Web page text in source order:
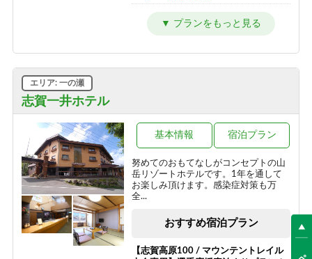
【冬／１泊２食】志賀高原一の瀬スキ
ー場徒歩１分！ホテルジャパン志賀ス
朝食のみ
10,450円/人/泊 ～
【冬／素泊まり】雪質抜群の志賀高
原！自由気ままなスキー旅
素泊まり
8,800円/人/泊 ～
志賀一井ホテル
エリア: 一の瀬
努めてのおもてなしがコンセプトの山
岳リゾートホテルです。1年を通して
お楽しみ頂けます。感染症対策も万
全...
基本情報 宿泊プラン
おすすめ宿泊プラン
【志賀高原100 / マウンテントレイル